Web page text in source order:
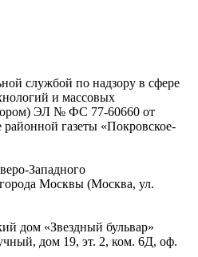
службой по надзору в сфере
и массовых
ЭЛ № ФС 77-60660 от
районной газеты «Покровское-
Западного
Москвы (Москва, ул.
дом «Звездный бульвар»
дом 19, эт. 2, ком. 6Д, оф.